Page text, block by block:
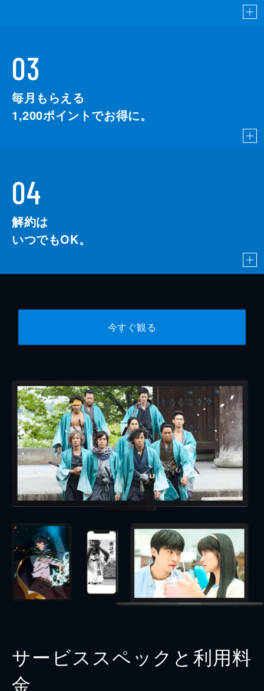
03
毎月もらえる
1,200ポイントでお得に。
04
解約は
いつでもOK。
今すぐ観る
サービススペックと利用料
金